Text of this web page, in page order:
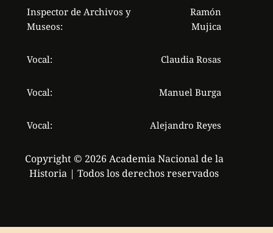
Inspector de Archivos y
Museos:
Ramón
Mujica
Vocal: Claudia Rosas
Vocal: Manuel Burga
Vocal: Alejandro Reyes
Copyright © 2026 Academia Nacional de la
Historia | Todos los derechos reservados